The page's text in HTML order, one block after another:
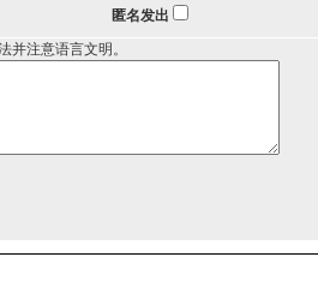
匿名发出
并注意语言文明。